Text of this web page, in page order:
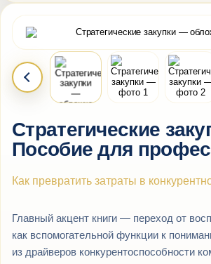
Стратегические
Пособие для
Как превратить затраты в
Главный акцент книги — переход от
как вспомогательной функции к
из драйверов конкурентоспособности